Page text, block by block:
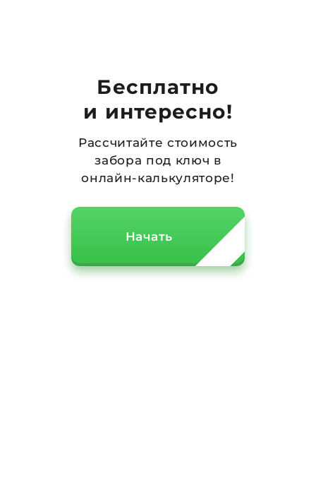
Бесплатно
и интересно!
Рассчитайте стоимость
забора под ключ в
онлайн-калькуляторе!
Начать